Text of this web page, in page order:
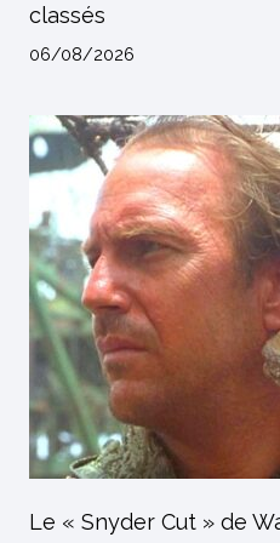
classés
06/08/2026
Le « Snyder Cut » de